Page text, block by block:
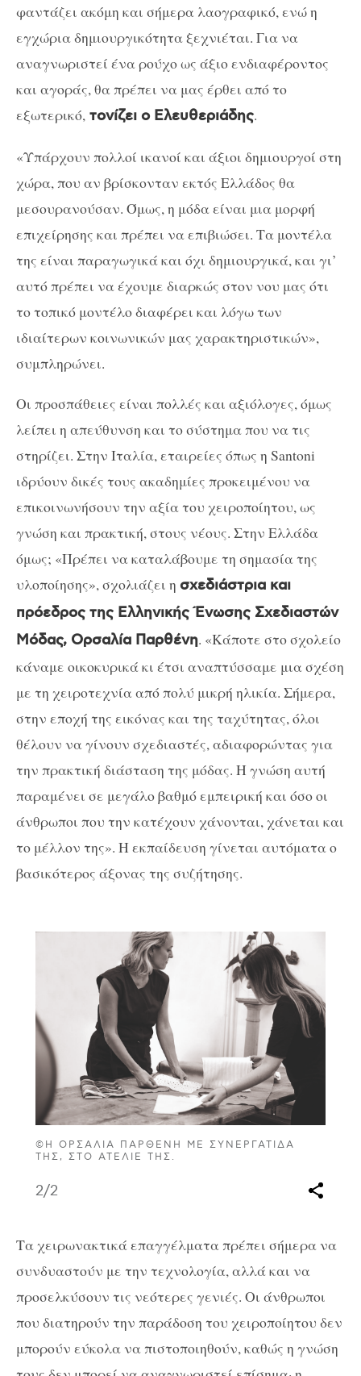
φαντάζει ακόμη και σήμερα λαογραφικό, ενώ η
εγχώρια δημιουργικότητα ξεχνιέται. Για να
αναγνωριστεί ένα ρούχο ως άξιο ενδιαφέροντος
και αγοράς, θα πρέπει να μας έρθει από το
εξωτερικό, τονίζει ο Ελευθεριάδης.
«Υπάρχουν πολλοί ικανοί και άξιοι δημιουργοί στη
χώρα, που αν βρίσκονταν εκτός Ελλάδος θα
μεσουρανούσαν. Όμως, η μόδα είναι μια μορφή
επιχείρησης και πρέπει να επιβιώσει. Τα μοντέλα
της είναι παραγωγικά και όχι δημιουργικά, και γι’
αυτό πρέπει να έχουμε διαρκώς στον νου μας ότι
το τοπικό μοντέλο διαφέρει και λόγω των
ιδιαίτερων κοινωνικών μας χαρακτηριστικών»,
συμπληρώνει.
Οι προσπάθειες είναι πολλές και αξιόλογες, όμως
λείπει η απεύθυνση και το σύστημα που να τις
στηρίζει. Στην Ιταλία, εταιρείες όπως η Santoni
ιδρύουν δικές τους ακαδημίες προκειμένου να
επικοινωνήσουν την αξία του χειροποίητου, ως
γνώση και πρακτική, στους νέους. Στην Ελλάδα
όμως; «Πρέπει να καταλάβουμε τη σημασία της
υλοποίησης», σχολιάζει η σχεδιάστρια και
πρόεδρος της Ελληνικής Ένωσης Σχεδιαστών
Μόδας, Ορσαλία Παρθένη. «Κάποτε στο σχολείο
κάναμε οικοκυρικά κι έτσι αναπτύσσαμε μια σχέση
με τη χειροτεχνία από πολύ μικρή ηλικία. Σήμερα,
στην εποχή της εικόνας και της ταχύτητας, όλοι
θέλουν να γίνουν σχεδιαστές, αδιαφορώντας για
την πρακτική διάσταση της μόδας. Η γνώση αυτή
παραμένει σε μεγάλο βαθμό εμπειρική και όσο οι
άνθρωποι που την κατέχουν χάνονται, χάνεται και
το μέλλον της». Η εκπαίδευση γίνεται αυτόματα ο
βασικότερος άξονας της συζήτησης.
©Η ΟΡΣΑΛΙΑ ΠΑΡΘΕΝΗ ΜΕ ΣΥΝΕΡΓΑΤΙΔΑ
ΤΗΣ, ΣΤΟ ΑΤΕΛΙΕ ΤΗΣ.
2/2
Τα χειρωνακτικά επαγγέλματα πρέπει σήμερα να
συνδυαστούν με την τεχνολογία, αλλά και να
προσελκύσουν τις νεότερες γενιές. Οι άνθρωποι
που διατηρούν την παράδοση του χειροποίητου δεν
μπορούν εύκολα να πιστοποιηθούν, καθώς η γνώση